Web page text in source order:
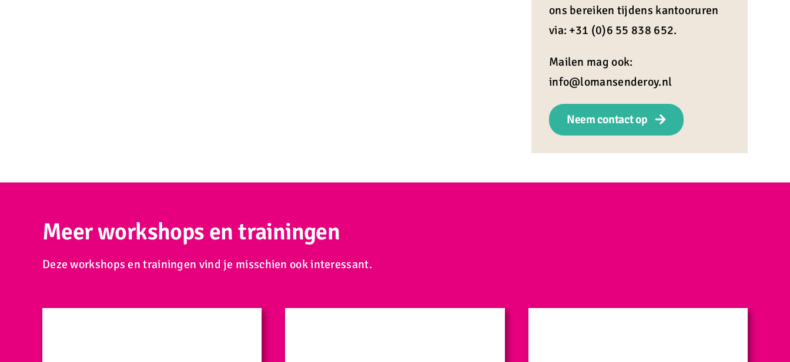
ons bereiken tijdens kantooruren
via: +31 (0)6 55 838 652.
Mailen mag ook:
info@lomansenderoy.nl
Neem contact op
Meer workshops en trainingen
Deze workshops en trainingen vind je misschien ook interessant.